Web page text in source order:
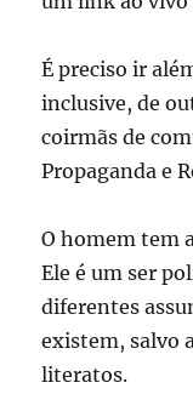
É preciso ir
inclusive, de
coirmãs de
Propaganda e
O homem tem
Ele é um ser
diferentes
existem, salvo
literatos.